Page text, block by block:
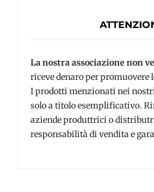
La nostra associazione non
riceve denaro per promuovere
I prodotti menzionati nei
solo a titolo esemplificativo.
aziende produttrici o
responsabilità di vendita e